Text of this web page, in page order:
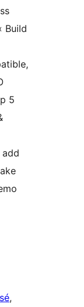
Build
5
add